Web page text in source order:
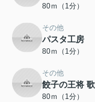
80ｍ（1分）
その他
パスタ工房
80ｍ（1分）
その他
餃子の王将
80ｍ（1分）